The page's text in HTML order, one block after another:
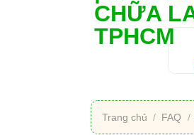
Trang chủ / FAQ /